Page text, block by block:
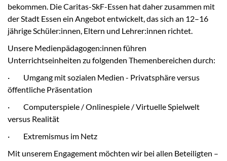
bekommen. Die Caritas-SkF-Essen hat daher zusammen mit
der Stadt Essen ein Angebot entwickelt, das sich an 12–16
jährige Schüler:innen, Eltern und Lehrer:innen richtet.
Unsere Medienpädagogen:innen führen
Unterrichtseinheiten zu folgenden Themenbereichen durch:
· Umgang mit sozialen Medien - Privatsphäre versus
öffentliche Präsentation
· Computerspiele / Onlinespiele / Virtuelle Spielwelt
versus Realität
· Extremismus im Netz
Mit unserem Engagement möchten wir bei allen Beteiligten –